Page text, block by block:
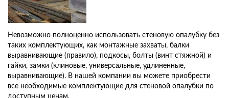
Невозможно полноценно использовать стеновую опалубку без
таких комплектующих, как монтажные захваты, балки
выравнивающие (правило), подкосы, болты (винт стяжной) и
гайки, замки (клиновые, универсальные, удлиненные,
выравнивающие). В нашей компании вы можете приобрести
все необходимые комплектующие для стеновой опалубки по
доступным ценам.